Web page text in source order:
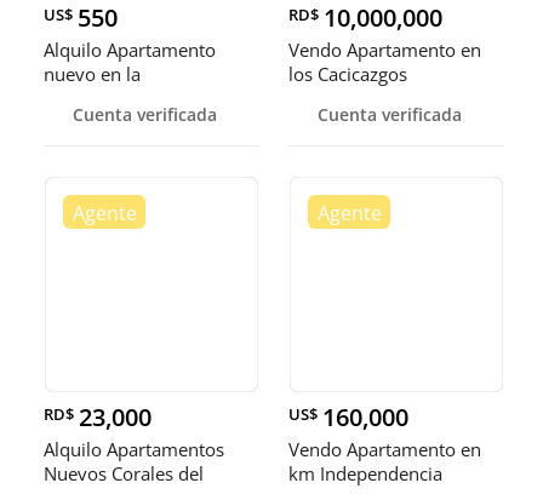
US$ 550
Alquilo Apartamento
nuevo en la
Cuenta verificada
RD$ 10,000,000
Vendo Apartamento en
los Cacicazgos
Cuenta verificada
RD$ 23,000
Alquilo Apartamentos
Nuevos Corales del
US$ 160,000
Vendo Apartamento en
km Independencia